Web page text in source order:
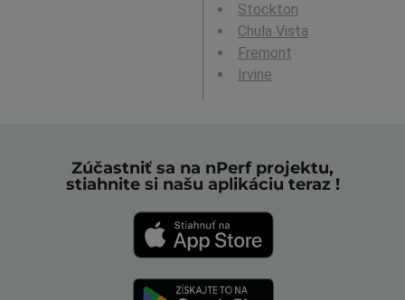
Stockton
Chula Vista
Fremont
Irvine
Zúčastniť sa na nPerf projektu,
stiahnite si našu aplikáciu teraz !